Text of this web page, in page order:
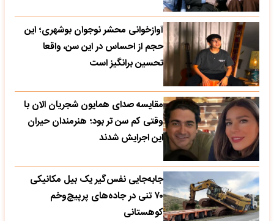
آوازخوانی محشر نوجوان بوشهری؛ این
حجم از احساس در این سن، واقعا
تحسین‌ برانگیز است
مقایسه صدای همایون شجریان الان با
وقتی کم سن تر بود؛ هنرمندان حیران
این اجرایش شدند
جابه‌جایی نفس‌گیر یک بیل مکانیکی
۷۰ تنی در جاده‌های پرپیچ‌وخم
کوهستانی